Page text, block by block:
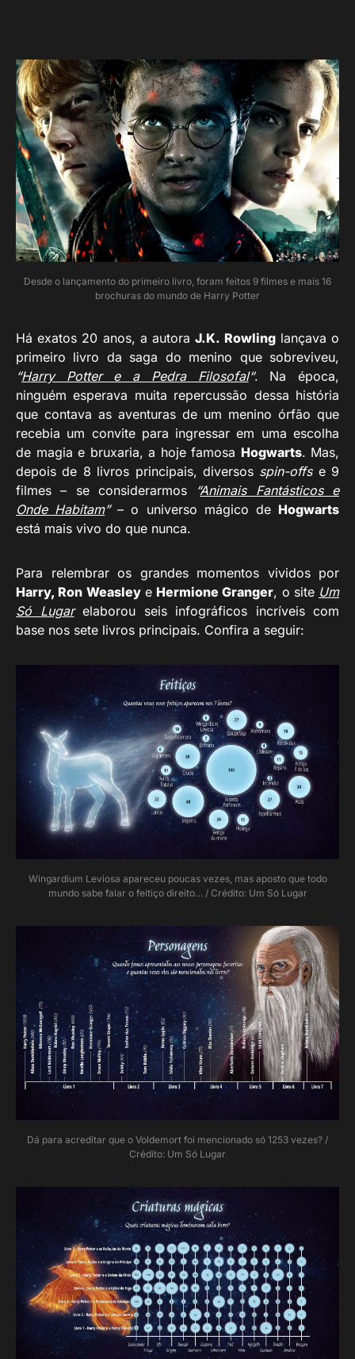
Desde o lançamento do primeiro livro, foram feitos 9 filmes e mais 16
brochuras do mundo de Harry Potter
Há exatos 20 anos, a autoraJ.K. Rowlinglançava o
primeiro livro da saga do menino que sobreviveu,
“Harry Potter e a Pedra Filosofal“. Na época,
ninguém esperava muita repercussão dessa história
que contava as aventuras de um menino órfão que
recebia um convite para ingressar em uma escolha
de magia e bruxaria, a hoje famosa Hogwarts. Mas,
depois de 8 livros principais, diversos spin-offse 9
filmes – se considerarmos
“Animais Fantásticos e
Onde Habitam”– o universo mágico de Hogwarts
está mais vivo do que nunca.
Para relembrar os grandes momentos vividos por
Harry, Ron Weasleye Hermione Granger, o site Um
Só Lugarelaborou seis infográficos incríveis com
base nos sete livros principais. Confira a seguir:
Wingardium Leviosa apareceu poucas vezes, mas aposto que todo
mundo sabe falar o feitiço direito… / Crédito: Um Só Lugar
Dá para acreditar que o Voldemort foi mencionado só 1253 vezes? /
Crédito: Um Só Lugar